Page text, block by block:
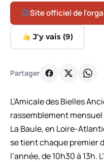
Site officiel de
J'y vais (9)
Partager
L’Amicale des Bielles
rassemblement
La Baule, en Loire-
se tient chaque premier
l’année, de 10h30 à 13h.